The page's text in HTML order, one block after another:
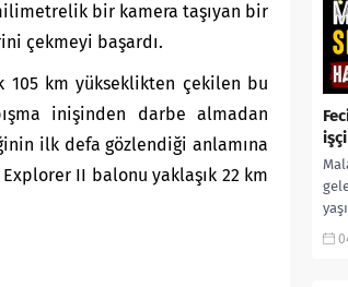
bir kamera taşıyan bir
çekmeyi başardı.
105 km yükseklikten çekilen bu
inişinden darbe almadan
ilk defa gözlendiği anlamına
Explorer II balonu yaklaşık 22 km